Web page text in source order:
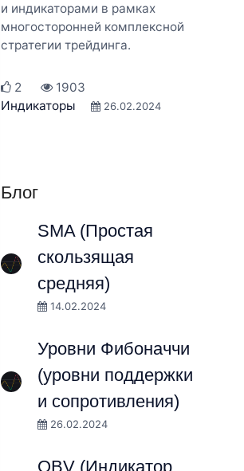
и индикаторами в рамках
многосторонней комплексной
стратегии трейдинга.
2
1903
Индикаторы
26.02.2024
Блог
SMA (Простая
скользящая
средняя)
14.02.2024
Уровни Фибоначчи
(уровни поддержки
и сопротивления)
26.02.2024
OBV (Индикатор